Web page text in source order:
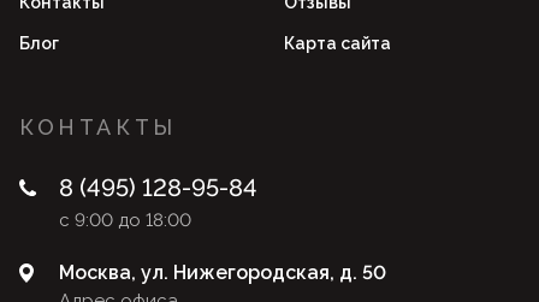
Блог Карта сайта
КОНТАКТЫ
8 (495) 128-95-84
с 9:00 до 18:00
Москва, ул. Нижегородская, д. 50